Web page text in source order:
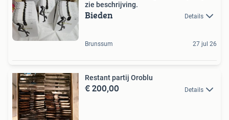
zie beschrijving.
Bieden Details
Brunssum 27 jul 26
Restant partij Oroblu
€ 200,00 Details